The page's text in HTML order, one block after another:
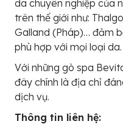
da chuyên nghiệp của
trên thế giới như:
Galland (Pháp)… đảm
phù hợp với mọi loại da.
Với những gò spa
đây chính là địa chỉ
dịch vụ.
Thông tin liên hệ: